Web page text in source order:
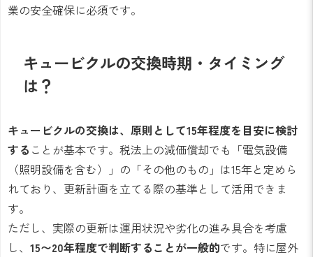
業の安全確保に必須です。
キュービクルの交換時期・タイミング
は？
キュービクルの交換は、原則として15年程度を目安に検討
する ことが基本です。税法上の減価償却でも「電気設備
（照明設備を含む）」の「その他のもの」は15年と定めら
れており、更新計画を立てる際の基準として活用できま
す。
ただし、実際の更新は運用状況や劣化の進み具合を考慮
し、 15〜20年程度で判断することが一般的です。特に屋外